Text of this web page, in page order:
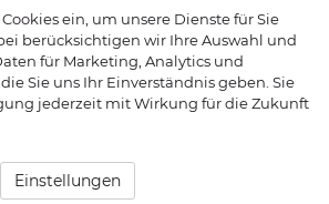
FRAGEN, RUND
NISSAN ODER EU-
Gern schon am Telefon, per E-Mail,
in der Nähe von Leipzig, direkt neben
findest uns ganz einfach
ein, um unsere Dienste für Sie
berücksichtigen wir Ihre Auswahl und
für Marketing, Analytics und
Sie uns Ihr Einverständnis geben. Sie
jederzeit mit Wirkung für die Zukunft
Einstellungen